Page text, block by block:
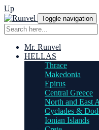
Up
Toggle navigation
Mr. Runvel
HELLAS
Thrace
Makedonia
Epirus
Central Greece
North and East
Cyclades &
Ionian Islands